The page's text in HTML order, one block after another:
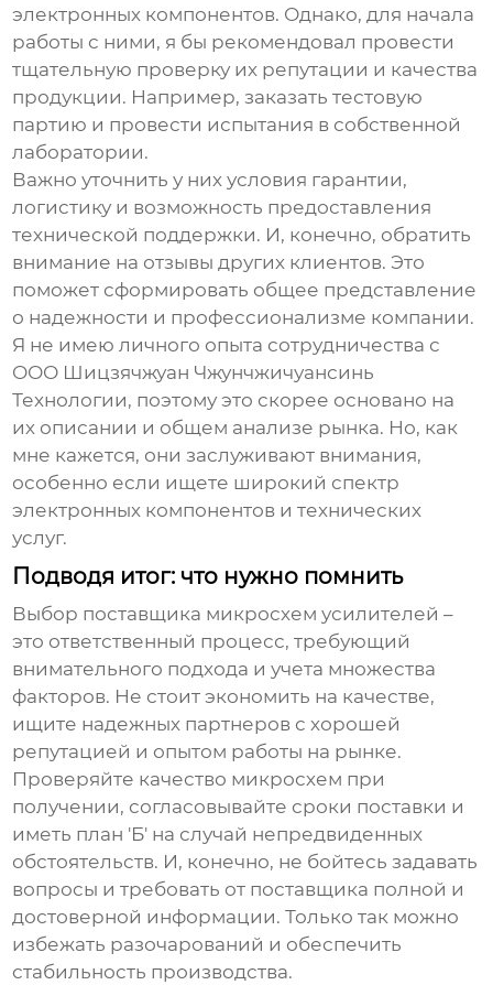
электронных компонентов. Однако, для начала
работы с ними, я бы рекомендовал провести
тщательную проверку их репутации и качества
продукции. Например, заказать тестовую
партию и провести испытания в собственной
лаборатории.
Важно уточнить у них условия гарантии,
логистику и возможность предоставления
технической поддержки. И, конечно, обратить
внимание на отзывы других клиентов. Это
поможет сформировать общее представление
о надежности и профессионализме компании.
Я не имею личного опыта сотрудничества с
ООО Шицзячжуан Чжунчжичуансинь
Технологии, поэтому это скорее основано на
их описании и общем анализе рынка. Но, как
мне кажется, они заслуживают внимания,
особенно если ищете широкий спектр
электронных компонентов и технических
услуг.
Подводя итог: что нужно помнить
Выбор поставщика микросхем усилителей –
это ответственный процесс, требующий
внимательного подхода и учета множества
факторов. Не стоит экономить на качестве,
ищите надежных партнеров с хорошей
репутацией и опытом работы на рынке.
Проверяйте качество микросхем при
получении, согласовывайте сроки поставки и
иметь план 'Б' на случай непредвиденных
обстоятельств. И, конечно, не бойтесь задавать
вопросы и требовать от поставщика полной и
достоверной информации. Только так можно
избежать разочарований и обеспечить
стабильность производства.